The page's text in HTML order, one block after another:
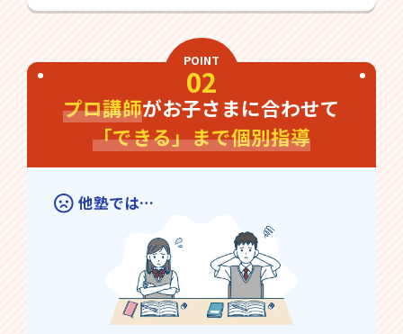
POINT
02
プロ講師がお子さまに合わせて
「できる」まで個別指導
他塾では…